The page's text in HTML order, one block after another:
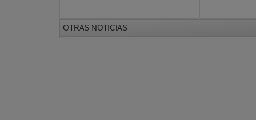
OTRAS NOTICIAS